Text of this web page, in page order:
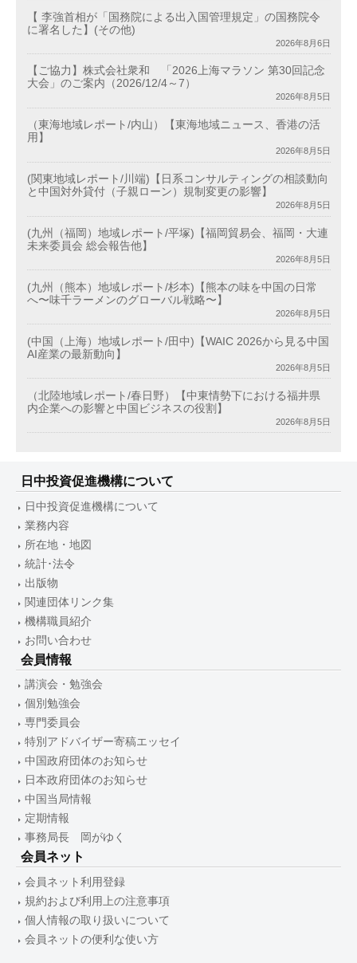
【 李強首相が「国務院による出入国管理規定」の国務院令
に署名した】(その他)
2026年8月6日
【ご協力】株式会社衆和 「2026上海マラソン 第30回記念
大会」のご案内（2026/12/4～7）
2026年8月5日
（東海地域レポート/内山）【東海地域ニュース、香港の活
用】
2026年8月5日
(関東地域レポート/川端)【日系コンサルティングの相談動向
と中国対外貸付（子親ローン）規制変更の影響】
2026年8月5日
(九州（福岡）地域レポート/平塚)【福岡貿易会、福岡・大連
未来委員会 総会報告他】
2026年8月5日
(九州（熊本）地域レポート/杉本)【熊本の味を中国の日常
へ〜味千ラーメンのグローバル戦略〜】
2026年8月5日
(中国（上海）地域レポート/田中)【WAIC 2026から見る中国
AI産業の最新動向】
2026年8月5日
（北陸地域レポート/春日野）【中東情勢下における福井県
内企業への影響と中国ビジネスの役割】
2026年8月5日
日中投資促進機構について
日中投資促進機構について
業務内容
所在地・地図
統計･法令
出版物
関連団体リンク集
機構職員紹介
お問い合わせ
会員情報
講演会・勉強会
個別勉強会
専門委員会
特別アドバイザー寄稿エッセイ
中国政府団体のお知らせ
日本政府団体のお知らせ
中国当局情報
定期情報
事務局長 岡がゆく
会員ネット
会員ネット利用登録
規約および利用上の注意事項
個人情報の取り扱いについて
会員ネットの便利な使い方